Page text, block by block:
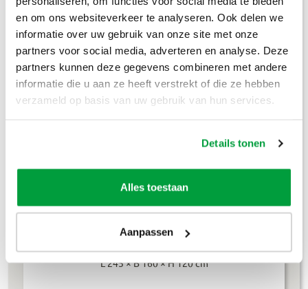
en om ons websiteverkeer te analyseren. Ook delen we
informatie over uw gebruik van onze site met onze
partners voor social media, adverteren en analyse. Deze
partners kunnen deze gegevens combineren met andere
informatie die u aan ze heeft verstrekt of die ze hebben
verzameld op basis van uw gebruik van hun services.
Details tonen
Alles toestaan
Aanpassen
Houtafval €199,-
Groenafval €194,-
Grofvuil €304,-
Dakafval €694,-
4m³ container
L 245 × B 160 × H 120 cm